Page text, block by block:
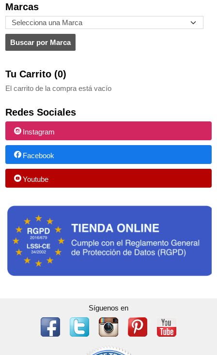
Marcas
Tu Carrito (0)
El carrito de la compra está vacío
Redes Sociales
Instagram
Facebook
Youtube
Síguenos en